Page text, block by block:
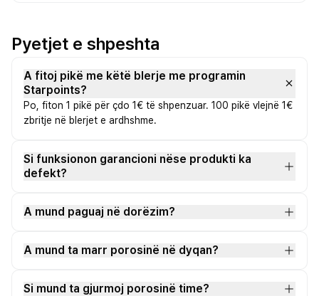
Pyetjet e shpeshta
A fitoj pikë me këtë blerje me programin
Starpoints?
Po, fiton 1 pikë për çdo 1€ të shpenzuar. 100 pikë vlejnë 1€
zbritje në blerjet e ardhshme.
Si funksionon garancioni nëse produkti ka
defekt?
A mund paguaj në dorëzim?
A mund ta marr porosinë në dyqan?
Si mund ta gjurmoj porosinë time?